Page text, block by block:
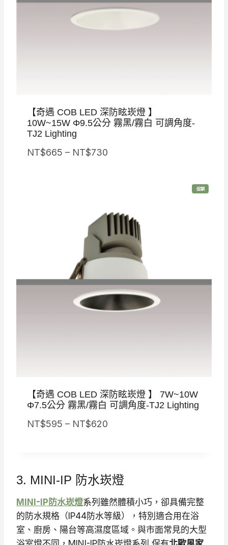
。
0
【奇遇 COB LED 深防眩崁燈 】
10W~15W Φ9.5公分 霧黑/霧白 可調角度-
TJ2 Lighting
NT$665 – NT$730價
N
T
$
6
5
到
0
促銷特
價
【奇遇 COB LED 深防眩崁燈 】 7W~10W
Φ7.5公分 霧黑/霧白 可調角度-TJ2 Lighting
NT$595 – NT$620價
：
T
$
5
3. MINI-IP 防水崁燈
MINI-IP防水崁燈系列雖然體積小巧，卻具備完整
的防水規格（IP44防水等級），特別適合用在浴
室、廚房、陽台等高濕度區域。與市面常見的大型